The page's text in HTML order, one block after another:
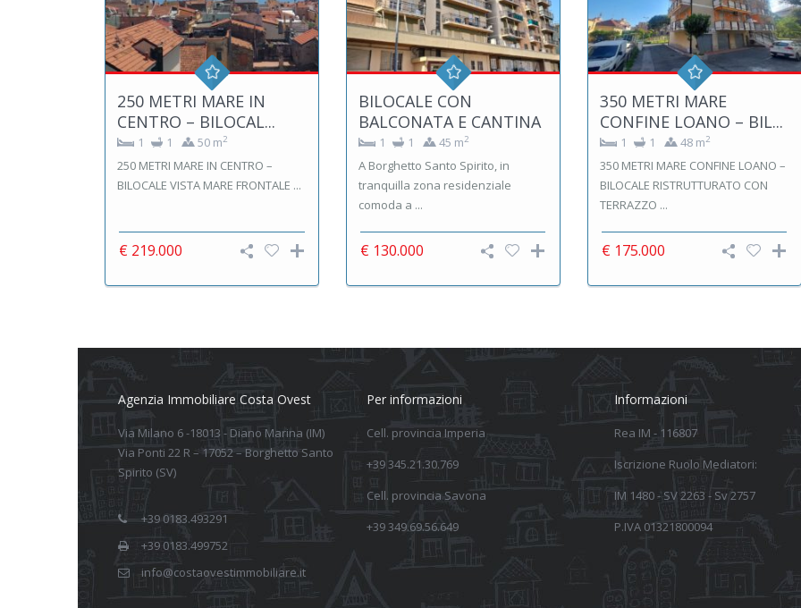
250 METRI MARE IN
CENTRO – BILOCAL...
1 1 50 m2
250 METRI MARE IN CENTRO –
BILOCALE VISTA MARE FRONTALE ...
€ 219.000
BILOCALE CON
BALCONATA E CANTINA
1 1 45 m2
A Borghetto Santo Spirito, in
tranquilla zona residenziale
comoda a ...
€ 130.000
350 METRI MARE
CONFINE LOANO – BIL...
1 1 48 m2
350 METRI MARE CONFINE LOANO –
BILOCALE RISTRUTTURATO CON
TERRAZZO ...
€ 175.000
Agenzia Immobiliare Costa Ovest
Via Milano 6 -18013 - Diano Marina (IM)
Via Ponti 22 R – 17052 – Borghetto Santo
Spirito (SV)
+39 0183.493291
+39 0183.499752
info@costaovestimmobiliare.it
Per informazioni
Cell. provincia Imperia
+39 345.21.30.769
Cell. provincia Savona
+39 349.69.56.649
Informazioni
Rea IM - 116807
Iscrizione Ruolo Mediatori:
IM 1480 - SV 2263 - Sv 2757
P.IVA 01321800094